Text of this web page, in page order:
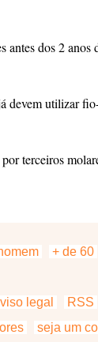
antes dos 2 anos
devem utilizar
terceiros
+ de 60
legal RSS
seja um